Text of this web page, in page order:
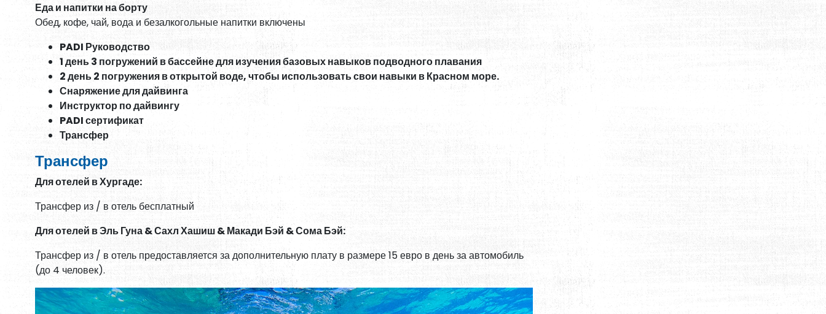
Еда и напитки на борту
Обед, кофе, чай, вода и безалкогольные напитки включены
PADI Руководство
1 день 3 погружений в бассейне для изучения базовых навыков подводного плавания
2 день 2 погружения в открытой воде, чтобы использовать свои навыки в Красном море.
Снаряжение для дайвинга
Инструктор по дайвингу
PADI сертификат
Трансфер
Трансфер
Для отелей в Хургаде:
Трансфер из / в отель бесплатный
Для отелей в Эль Гуна & Сахл Хашиш & Макади Бэй & Сома Бэй:
Трансфер из / в отель предоставляется за дополнительную плату в размере 15 евро в день за автомобиль
(до 4 человек).